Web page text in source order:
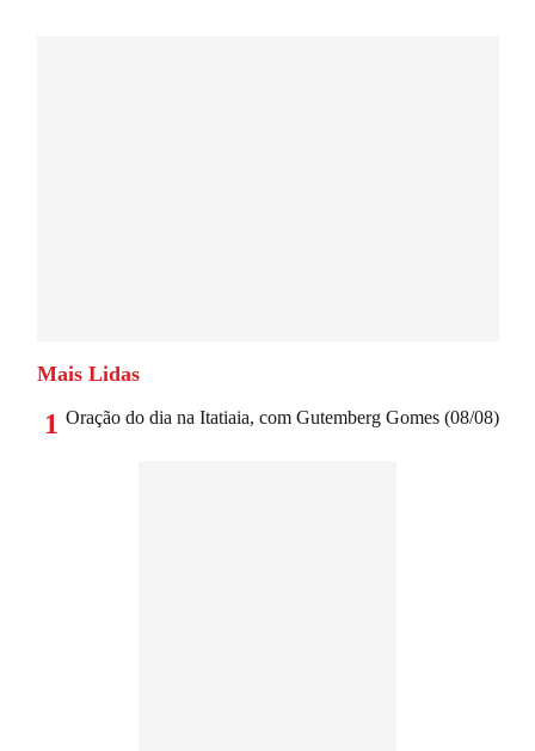
Mais Lidas
1 Oração do dia na Itatiaia, com Gutemberg Gomes (08/08)